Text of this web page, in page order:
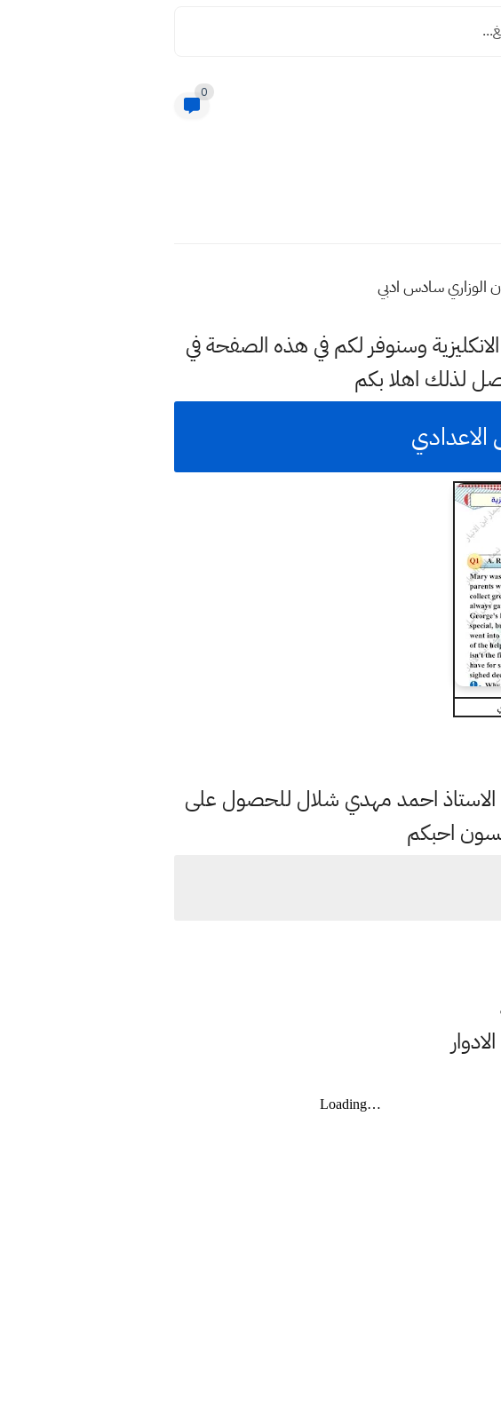
0
الوزاري سادس ادبي
وسنوفر لكم في هذه الصفحة في
لذلك اهلا بكم
الاعدادي
احمد مهدي شلال للحصول على
احبكم